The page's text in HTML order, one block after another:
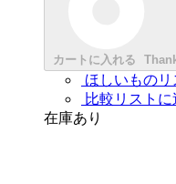
カートに入れる
ほしいもの
比較リストに
在庫あり